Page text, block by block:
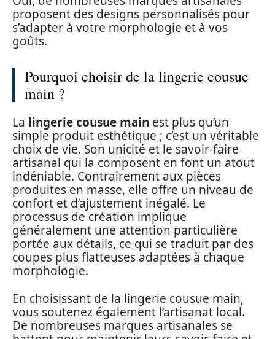
proposent des designs personnalisés pour
s’adapter à votre morphologie et à vos
goûts.
Pourquoi choisir de la lingerie cousue
main ?
La lingerie cousue main est plus qu’un
simple produit esthétique ; c’est un véritable
choix de vie. Son unicité et le savoir-faire
artisanal qui la composent en font un atout
indéniable. Contrairement aux pièces
produites en masse, elle offre un niveau de
confort et d’ajustement inégalé. Le
processus de création implique
généralement une attention particulière
portée aux détails, ce qui se traduit par des
coupes plus flatteuses adaptées à chaque
morphologie.
En choisissant de la lingerie cousue main,
vous soutenez également l’artisanat local.
De nombreuses marques artisanales se